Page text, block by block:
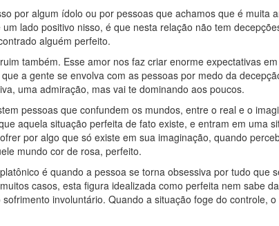
por algum ídolo ou por pessoas que achamos que é muita
lado positivo nisso, é que nesta relação não tem
alguém perfeito.
também. Esse amor nos faz criar enorme expectativas
a gente se envolva com as pessoas por medo da
uma admiração, mas vai te dominando aos poucos.
pessoas que confundem os mundos, entre o real e o
aquela situação perfeita de fato existe, e entram em uma
por algo que só existe em sua imaginação, quando
mundo cor de rosa, perfeito.
é quando a pessoa se torna obsessiva por tudo que
casos, esta figura idealizada como perfeita nem sabe
involuntário. Quando a situação foge do controle,